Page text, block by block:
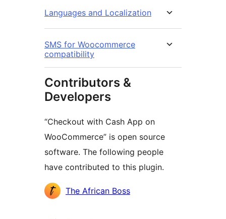
Languages and Localization
SMS for Woocommerce
compatibility
Contributors &
Developers
“Checkout with Cash App on
WooCommerce” is open source
software. The following people
have contributed to this plugin.
Contributors
The African Boss